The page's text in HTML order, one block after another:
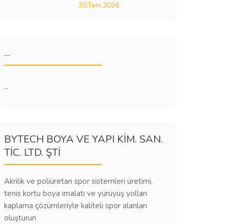
30.Tem.2026
...
...
BYTECH BOYA VE YAPI KİM. SAN.
TİC. LTD. ŞTİ
Akrilik ve poliüretan spor sistemleri üretimi,
tenis kortu boya imalatı ve yürüyüş yolları
kaplama çözümleriyle kaliteli spor alanları
oluşturun